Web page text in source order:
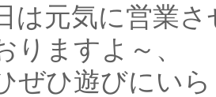
は元気に営業
りますよ～、
ぜひ遊びにい